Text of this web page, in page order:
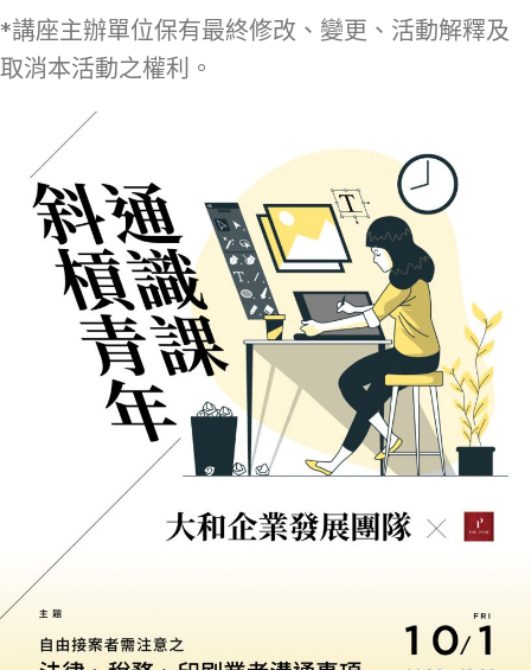
*講座主辦單位保有最終修改、變更、活動解釋及
取消本活動之權利。